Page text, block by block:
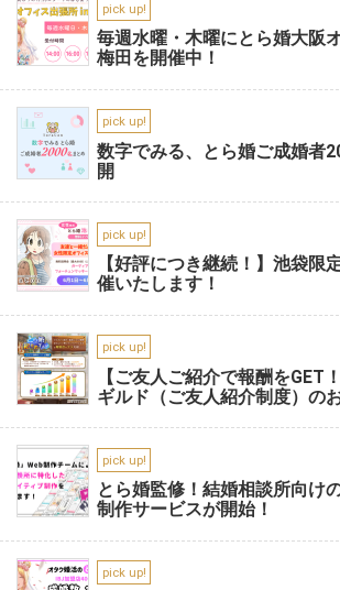
pick up!
毎週水曜・木曜にとら婚大阪
梅田を開催中！
pick up!
数字でみる、とら婚ご成婚者
開
pick up!
【好評につき継続！】池袋限
催いたします！
pick up!
【ご友人ご紹介で報酬をGET
ギルド（ご友人紹介制度）の
pick up!
とら婚監修！結婚相談所向け
制作サービスが開始！
pick up!